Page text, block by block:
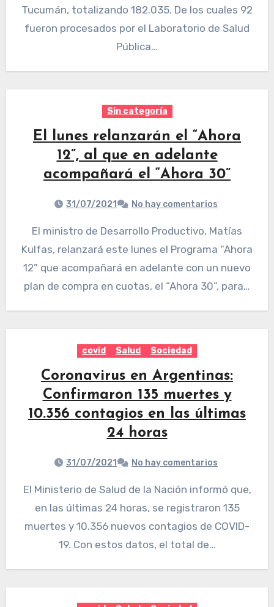
Tucumán, totalizando 182.035. De los cuales 92
fueron procesados por el Laboratorio de Salud
Pública…
Sin categoría
El lunes relanzarán el “Ahora
12”, al que en adelante
acompañará el “Ahora 30”
31/07/2021 No hay comentarios
El ministro de Desarrollo Productivo, Matías
Kulfas, relanzará este lunes el Programa “Ahora
12” que acompañará en adelante con un nuevo
plan de compra en cuotas, el “Ahora 30”, para…
covid Salud Sociedad
Coronavirus en Argentinas:
Confirmaron 135 muertes y
10.356 contagios en las últimas
24 horas
31/07/2021 No hay comentarios
El Ministerio de Salud de la Nación informó que,
en las últimas 24 horas, se registraron 135
muertes y 10.356 nuevos contagios de COVID-
19. Con estos datos, el total de…